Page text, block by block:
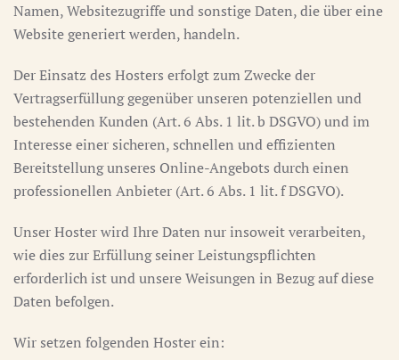
Namen, Websitezugriffe und sonstige Daten, die über eine
Website generiert werden, handeln.
Der Einsatz des Hosters erfolgt zum Zwecke der
Vertragserfüllung gegenüber unseren potenziellen und
bestehenden Kunden (Art. 6 Abs. 1 lit. b DSGVO) und im
Interesse einer sicheren, schnellen und effizienten
Bereitstellung unseres Online-Angebots durch einen
professionellen Anbieter (Art. 6 Abs. 1 lit. f DSGVO).
Unser Hoster wird Ihre Daten nur insoweit verarbeiten,
wie dies zur Erfüllung seiner Leistungspflichten
erforderlich ist und unsere Weisungen in Bezug auf diese
Daten befolgen.
Wir setzen folgenden Hoster ein: